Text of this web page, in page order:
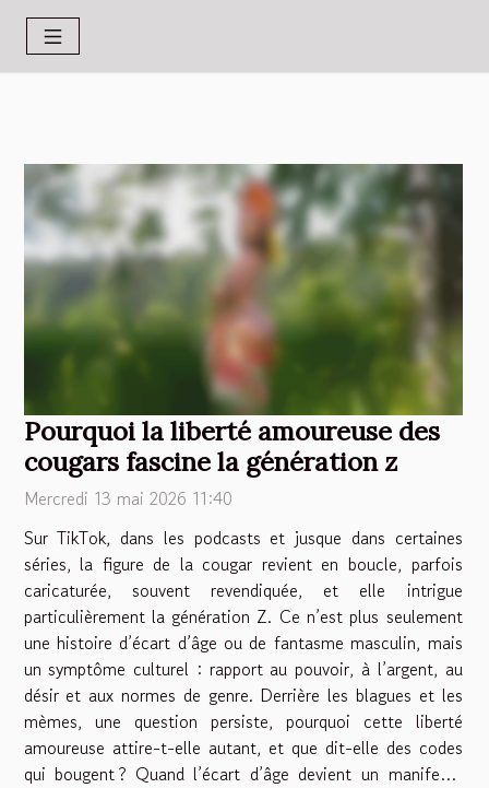
Pourquoi la liberté amoureuse des
cougars fascine la génération z
Mercredi 13 mai 2026 11:40
Sur TikTok, dans les podcasts et jusque dans certaines
séries, la figure de la cougar revient en boucle, parfois
caricaturée, souvent revendiquée, et elle intrigue
particulièrement la génération Z. Ce n’est plus seulement
une histoire d’écart d’âge ou de fantasme masculin, mais
un symptôme culturel : rapport au pouvoir, à l’argent, au
désir et aux normes de genre. Derrière les blagues et les
mèmes, une question persiste, pourquoi cette liberté
amoureuse attire-t-elle autant, et que dit-elle des codes
qui bougent ? Quand l’écart d’âge devient un manifeste